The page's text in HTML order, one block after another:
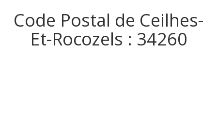
Code Postal de Ceilhes-
Et-Rocozels : 34260